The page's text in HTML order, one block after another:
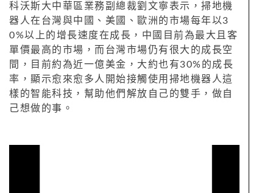
科沃斯大中華區業務副總裁劉文寧表示，掃地機
器人在台灣與中國、美國、歐洲的市場每年以3
0%以上的增長速度在成長，中國目前為最大且客
單價最高的市場，而台灣市場仍有很大的成長空
間，目前約為近一億美金，大約也有30%的成長
率，顯示愈來愈多人開始接觸使用掃地機器人這
樣的智能科技，幫助他們解放自己的雙手，做自
己想做的事。